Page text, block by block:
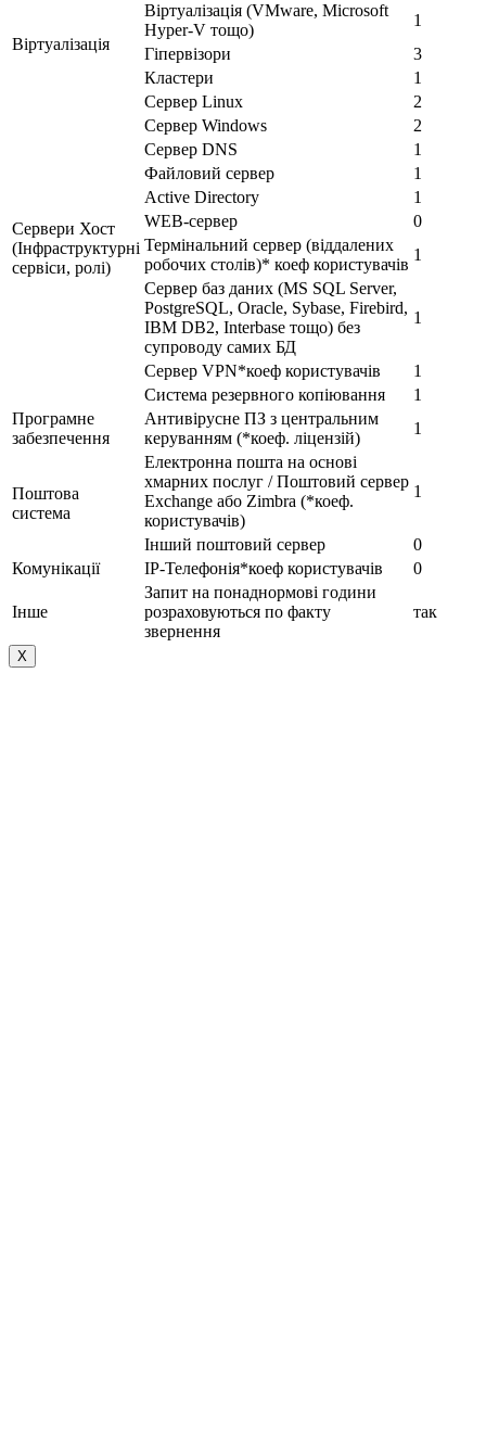
Віртуалізація
Віртуалізація (VMware, Microsoft
Hyper-V тощо)
1
Гіпервізори
3
Кластери
1
Сервери Хост
(Інфраструктурні
сервіси, ролі)
Сервер Linux
2
Сервер Windows
2
Сервер DNS
1
Файловий сервер
1
Active Directory
1
WEB-сервер
0
Термінальний сервер (віддалених
робочих столів)* коеф користувачів
1
Сервер баз даних (MS SQL Server,
PostgreSQL, Oracle, Sybase, Firebird,
IBM DB2, Interbase тощо) без
супроводу самих БД
1
Сервер VPN*коеф користувачів
1
Система резервного копіювання
1
Програмне
забезпечення
Антивірусне ПЗ з центральним
керуванням (*коеф. ліцензій)
1
Поштова
система
Електронна пошта на основі
хмарних послуг / Поштовий сервер
Exchange або Zimbra (*коеф.
користувачів)
1
Інший поштовий сервер
0
Комунікації
IP-Телефонія*коеф користувачів 0
Інше
Запит на понаднормові години
розраховуються по факту
звернення
так
Х